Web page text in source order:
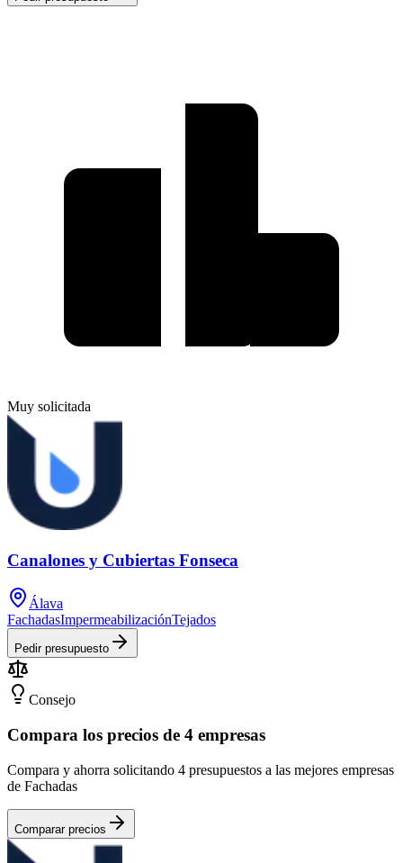
Muy solicitada
Canalones y Cubiertas Fonseca
Álava
FachadasImpermeabilizaciónTejados
Pedir presupuesto
Consejo
Compara los precios de 4 empresas
Compara y ahorra solicitando 4 presupuestos a las mejores empresas
de Fachadas
Comparar precios